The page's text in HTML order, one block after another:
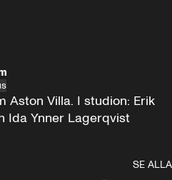
Aston Villa. I studion: Erik
Ida Ynner Lagerqvist
SE ALLA